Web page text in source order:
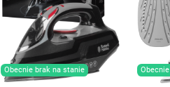
Obecnie brak na stanie